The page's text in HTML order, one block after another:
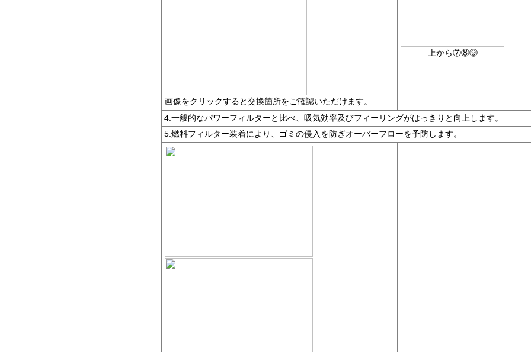
画像をクリックすると交換箇所をご確認いただけます。
上から⑦⑧⑨
4.一般的なパワーフィルターと比べ、吸気効率及びフィーリングがはっきりと向上します。
5.燃料フィルター装着により、ゴミの侵入を防ぎオーバーフローを予防します。